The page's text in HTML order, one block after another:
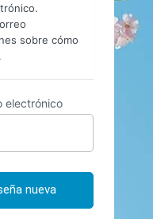
sobre cómo
electrónico